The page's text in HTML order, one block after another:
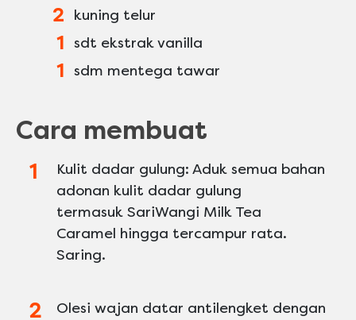
2 kuning telur
1 sdt ekstrak vanilla
1 sdm mentega tawar
Cara membuat
Kulit dadar gulung: Aduk semua bahan
adonan kulit dadar gulung
termasuk SariWangi Milk Tea
Caramel hingga tercampur rata.
Saring.
Olesi wajan datar antilengket dengan